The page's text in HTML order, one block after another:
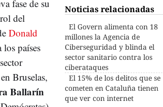
Noticias relacionadas
El Govern alimenta con 18
millones la Agencia de
Ciberseguridad y blinda el
sector sanitario contra los
ciberataques
El 15% de los delitos que se
cometen en Cataluña tienen
que ver con internet
fase de su
del
Donald
los países
Bruselas,
Ballarín